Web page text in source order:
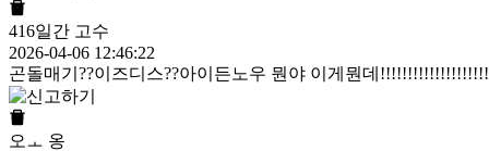
416일간 고수
2026-04-06 12:46:22
곤돌매기??이즈디스??아이든노우 뭔야 이게뭔데
오ㅗ 옹